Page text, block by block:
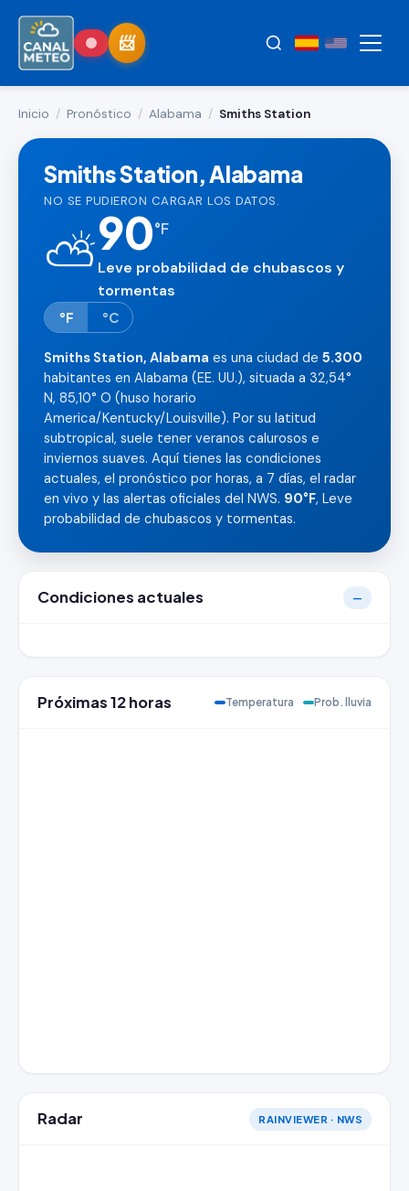
Inicio / Pronóstico / Alabama / Smiths Station
Smiths Station, Alabama
NO SE PUDIERON CARGAR LOS DATOS.
⛅90°F
Leve probabilidad de chubascos y
tormentas
°F °C
Smiths Station, Alabama es una ciudad de 5.300
habitantes en Alabama (EE. UU.), situada a 32,54°
N, 85,10° O (huso horario
America/Kentucky/Louisville). Por su latitud
subtropical, suele tener veranos calurosos e
inviernos suaves. Aquí tienes las condiciones
actuales, el pronóstico por horas, a 7 días, el radar
en vivo y las alertas oficiales del NWS. 90°F, Leve
probabilidad de chubascos y tormentas.
Condiciones actuales —
Próximas 12 horas Temperatura Prob. lluvia
Radar RAINVIEWER · NWS